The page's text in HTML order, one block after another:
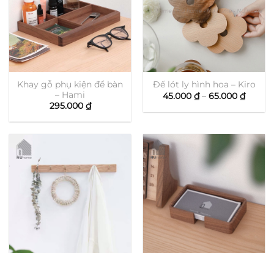
Khay gỗ phụ kiện để bàn
– Hami
295.000 ₫
Đế lót ly hình hoa – Kiro
45.000 ₫ – 65.000 ₫
giá:
từ